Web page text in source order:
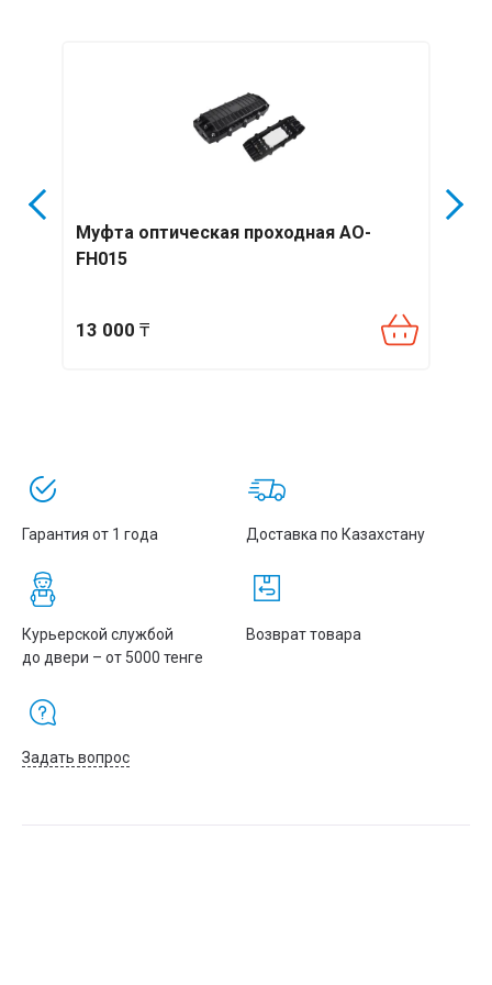
Муфта оптическая проходная АО-
FH015
13 000 ₸
Гарантия от 1 года Доставка по Казахстану
Курьерской службой
до двери – от 5000 тенге
Возврат товара
Задать вопрос